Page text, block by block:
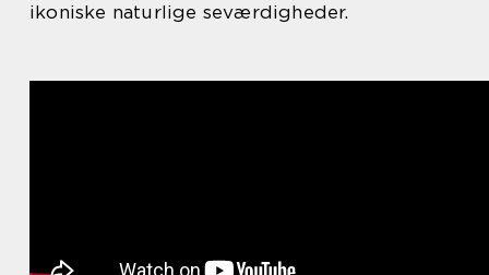
ikoniske naturlige seværdigheder.